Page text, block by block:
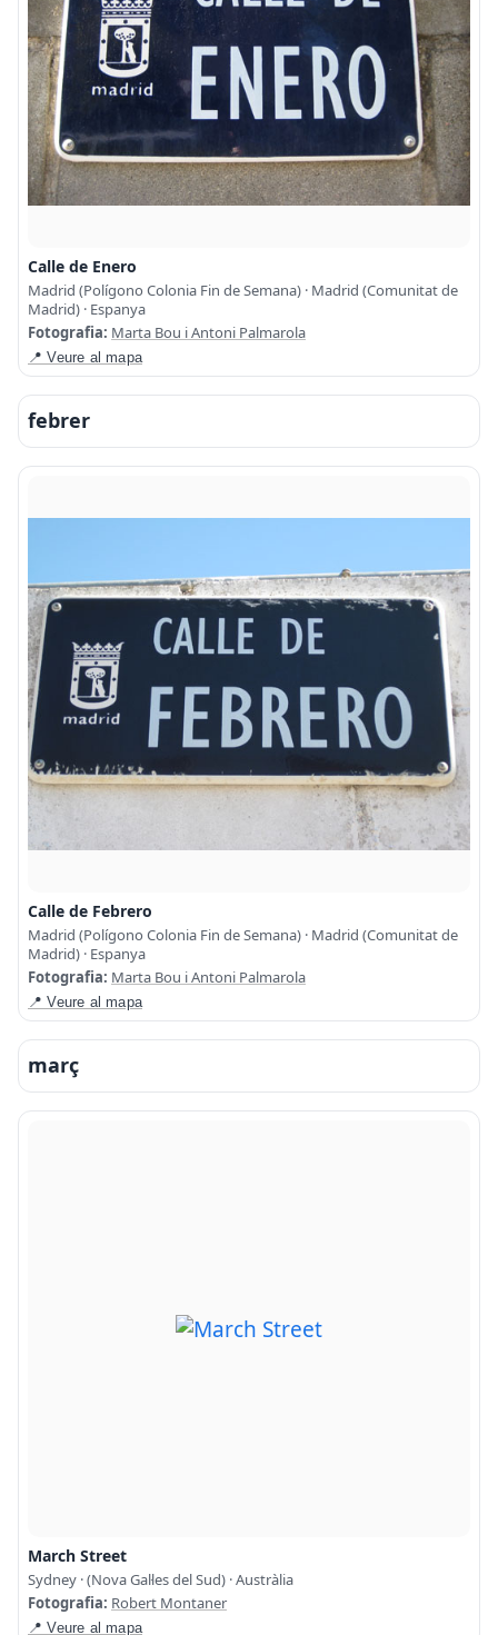
Calle de Enero
Madrid (Polígono Colonia Fin de Semana) · Madrid (Comunitat de
Madrid) · Espanya
Fotografia: Marta Bou i Antoni Palmarola
📍 Veure al mapa
febrer
Calle de Febrero
Madrid (Polígono Colonia Fin de Semana) · Madrid (Comunitat de
Madrid) · Espanya
Fotografia: Marta Bou i Antoni Palmarola
📍 Veure al mapa
març
March Street
Sydney · (Nova Gal·les del Sud) · Austràlia
Fotografia: Robert Montaner
📍 Veure al mapa